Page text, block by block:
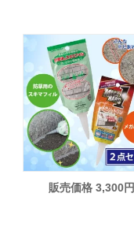
販売価格 3,300円